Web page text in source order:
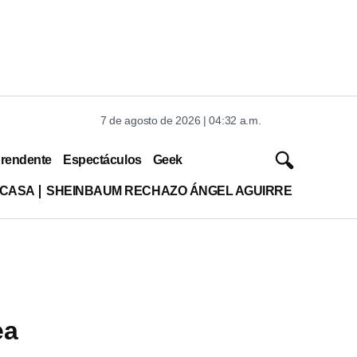
7 de agosto de 2026 | 04:32 a.m.
Espectáculos Geek
SHEINBAUM RECHAZO ÁNGEL AGUIRRE